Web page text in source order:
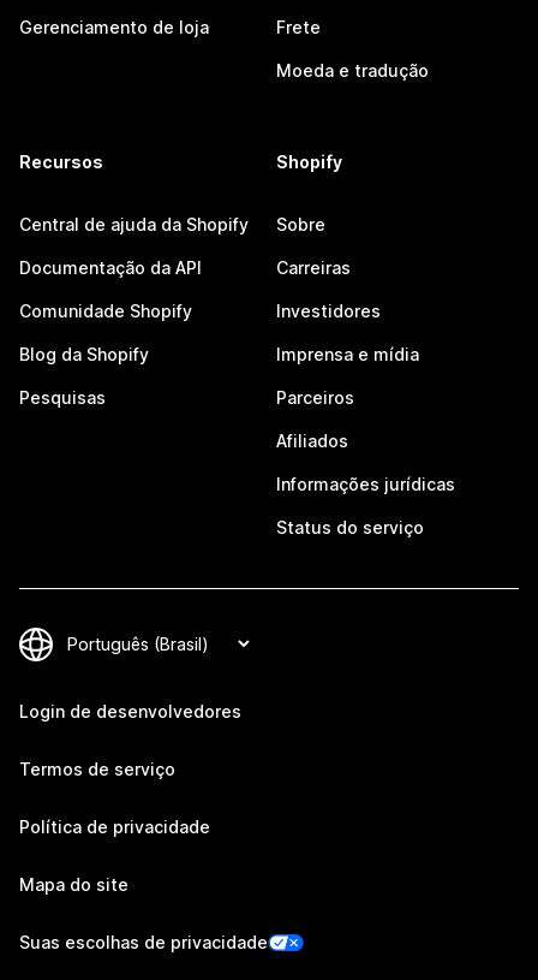
Gerenciamento de loja Frete
Moeda e tradução
Recursos
Central de ajuda da Shopify
Documentação da API
Comunidade Shopify
Blog da Shopify
Pesquisas
Shopify
Sobre
Carreiras
Investidores
Imprensa e mídia
Parceiros
Afiliados
Informações jurídicas
Status do serviço
Login de desenvolvedores
Termos de serviço
Política de privacidade
Mapa do site
Suas escolhas de privacidade